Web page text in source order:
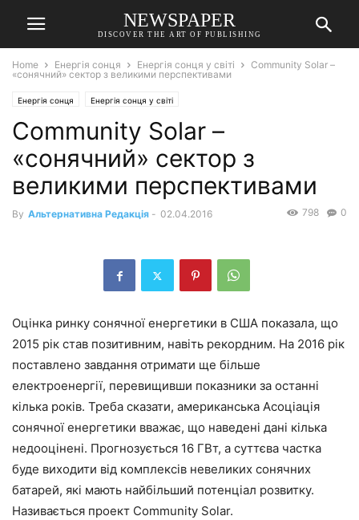
NEWSPAPER
DISCOVER THE ART OF PUBLISHING
Home Енергія сонця Енергія сонця у світі
Community Solar –
«сонячний» сектор з великими перспективами
Енергія сонця Енергія сонця у світі
Community Solar –
«сонячний» сектор з
великими перспективами
By Альтернативна Редакція - 02.04.2016 0
798
Оцінка ринку сонячної енергетики в США показала, що
2015 рік став позитивним, навіть рекордним. На 2016 рік
поставлено завдання отримати ще більше
електроенергії, перевищивши показники за останні
кілька років. Треба сказати, американська Асоціація
сонячної енергетики вважає, що наведені дані кілька
недооцінені. Прогнозується 16 ГВт, а суттєва частка
буде виходити від комплексів невеликих сонячних
батарей, які мають найбільший потенціал розвитку.
Називається проект Community Solar.